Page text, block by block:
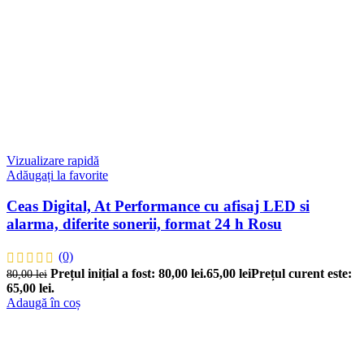
Vizualizare rapidă
Adăugați la favorite
Ceas Digital, At Performance cu afisaj LED si
alarma, diferite sonerii, format 24 h Rosu
(0)
80,00lei Prețul inițial a fost: 80,00 lei.65,00 leiPrețul curent este:
65,00 lei.
Adaugă în coș